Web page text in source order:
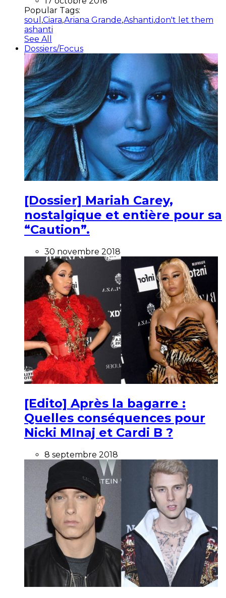
Popular Tags:
soul ,Ciara,Ariana Grande,Ashanti,don't let them
ashanti
See All
Dossiers/Focus
[Dossier] Mariah Carey,
nostalgique et entière pour sa
“Caution”.
30 novembre 2018
[Edito] Après la bagarre :
Quelles conséquences pour
Nicki MInaj et Cardi B ?
8 septembre 2018